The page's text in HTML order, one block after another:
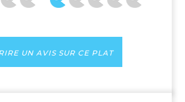
UN AVIS SUR CE PLAT